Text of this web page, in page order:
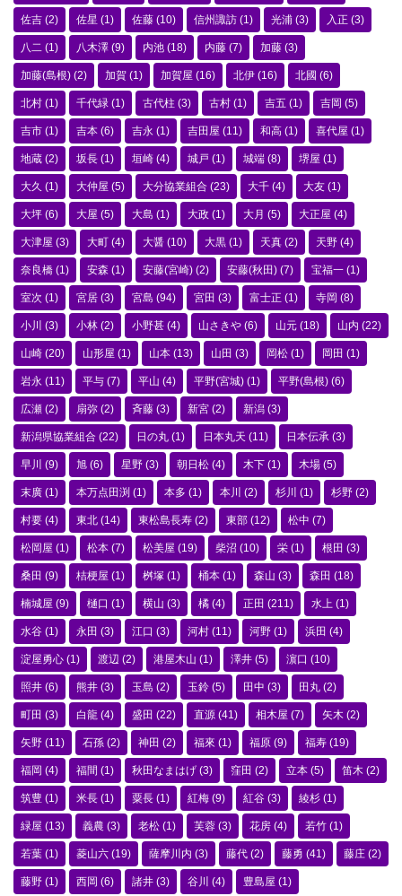
佐吉 (2) 佐星 (1) 佐藤 (10) 信州諏訪 (1) 光浦 (3) 入正 (3)
八二 (1) 八木澤 (9) 内池 (18) 内藤 (7) 加藤 (3)
加藤(島根) (2) 加賀 (1) 加賀屋 (16) 北伊 (16) 北國 (6)
北村 (1) 千代緑 (1) 古代柱 (3) 古村 (1) 吉五 (1) 吉岡 (5)
吉市 (1) 吉本 (6) 吉永 (1) 吉田屋 (11) 和高 (1) 喜代屋 (1)
地蔵 (2) 坂長 (1) 垣崎 (4) 城戸 (1) 城端 (8) 堺屋 (1)
大久 (1) 大仲屋 (5) 大分協業組合 (23) 大千 (4) 大友 (1)
大坪 (6) 大屋 (5) 大島 (1) 大政 (1) 大月 (5) 大正屋 (4)
大津屋 (3) 大町 (4) 大醤 (10) 大黒 (1) 天真 (2) 天野 (4)
奈良橋 (1) 安森 (1) 安藤(宮崎) (2) 安藤(秋田) (7) 宝福一 (1)
室次 (1) 宮居 (3) 宮島 (94) 宮田 (3) 富士正 (1) 寺岡 (8)
小川 (3) 小林 (2) 小野甚 (4) 山さきや (6) 山元 (18) 山内 (22)
山崎 (20) 山形屋 (1) 山本 (13) 山田 (3) 岡松 (1) 岡田 (1)
岩永 (11) 平与 (7) 平山 (4) 平野(宮城) (1) 平野(島根) (6)
広瀬 (2) 扇弥 (2) 斉藤 (3) 新宮 (2) 新潟 (3)
新潟県協業組合 (22) 日の丸 (1) 日本丸天 (11) 日本伝承 (3)
早川 (9) 旭 (6) 星野 (3) 朝日松 (4) 木下 (1) 木場 (5)
末廣 (1) 本万点田渕 (1) 本多 (1) 本川 (2) 杉川 (1) 杉野 (2)
村要 (4) 東北 (14) 東松島長寿 (2) 東部 (12) 松中 (7)
松岡屋 (1) 松本 (7) 松美屋 (19) 柴沼 (10) 栄 (1) 根田 (3)
桑田 (9) 桔梗屋 (1) 桝塚 (1) 桶本 (1) 森山 (3) 森田 (18)
楠城屋 (9) 樋口 (1) 横山 (3) 橘 (4) 正田 (211) 水上 (1)
水谷 (1) 永田 (3) 江口 (3) 河村 (11) 河野 (1) 浜田 (4)
淀屋勇心 (1) 渡辺 (2) 港屋木山 (1) 澤井 (5) 濵口 (10)
照井 (6) 熊井 (3) 玉島 (2) 玉鈴 (5) 田中 (3) 田丸 (2)
町田 (3) 白龍 (4) 盛田 (22) 直源 (41) 相木屋 (7) 矢木 (2)
矢野 (11) 石孫 (2) 神田 (2) 福來 (1) 福原 (9) 福寿 (19)
福岡 (4) 福間 (1) 秋田なまはげ (3) 窪田 (2) 立本 (5) 笛木 (2)
筑豊 (1) 米長 (1) 粟長 (1) 紅梅 (9) 紅谷 (3) 綾杉 (1)
緑屋 (13) 義農 (3) 老松 (1) 芙蓉 (3) 花房 (4) 若竹 (1)
若葉 (1) 菱山六 (19) 薩摩川内 (3) 藤代 (2) 藤勇 (41) 藤庄 (2)
藤野 (1) 西岡 (6) 諸井 (3) 谷川 (4) 豊島屋 (1)